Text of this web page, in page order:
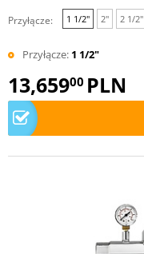
Przyłącze: 1 1/2" 2" 2 1/2"
Przyłącze: 1 1/2"
13,65900 PLN